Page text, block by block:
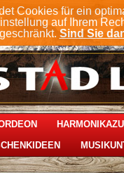
Cookies für ein
auf Ihrem
Sind Sie